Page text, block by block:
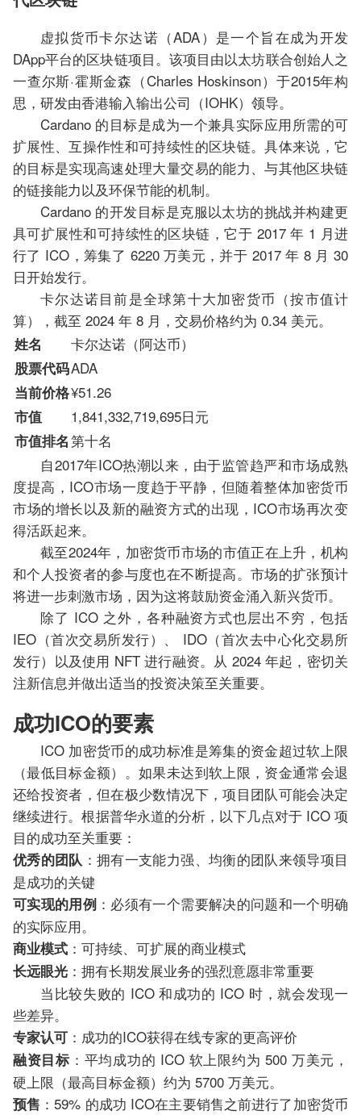
虚拟货币卡尔达诺（ADA）是一个旨在成为开发
DApp平台的区块链项目。该项目由以太坊联合创始人之
一查尔斯·霍斯金森（Charles Hoskinson）于2015年构
思，研发由香港输入输出公司（IOHK）领导。
Cardano 的目标是成为一个兼具实际应用所需的可
扩展性、互操作性和可持续性的区块链。具体来说，它
的目标是实现高速处理大量交易的能力、与其他区块链
的链接能力以及环保节能的机制。
Cardano 的开发目标是克服以太坊的挑战并构建更
具可扩展性和可持续性的区块链，它于 2017 年 1 月进
行了 ICO，筹集了 6220 万美元，并于 2017 年 8 月 30
日开始发行。
卡尔达诺目前是全球第十大加密货币（按市值计
算），截至 2024 年 8 月，交易价格约为 0.34 美元。
姓名 卡尔达诺（阿达币）
股票代码ADA
当前价格¥51.26
市值 1,841,332,719,695日元
市值排名第十名
自2017年ICO热潮以来，由于监管趋严和市场成熟
度提高，ICO市场一度趋于平静，但随着整体加密货币
市场的增长以及新的融资方式的出现，ICO市场再次变
得活跃起来。
截至2024年，加密货币市场的市值正在上升，机构
和个人投资者的参与度也在不断提高。市场的扩张预计
将进一步刺激市场，因为这将鼓励资金涌入新兴货币。
除了 ICO 之外，各种融资方式也层出不穷，包括
IEO（首次交易所发行）、 IDO（首次去中心化交易所
发行）以及使用 NFT 进行融资。从 2024 年起，密切关
注新信息并做出适当的投资决策至关重要。
成功ICO的要素
ICO 加密货币的成功标准是筹集的资金超过软上限
（最低目标金额）。如果未达到软上限，资金通常会退
还给投资者，但在极少数情况下，项目团队可能会决定
继续进行。根据普华永道的分析，以下几点对于 ICO 项
目的成功至关重要：
优秀的团队 ：拥有一支能力强、均衡的团队来领导项目
是成功的关键
可实现的用例 ：必须有一个需要解决的问题和一个明确
的实际应用。
商业模式 ：可持续、可扩展的商业模式
长远眼光 ：拥有长期发展业务的强烈意愿非常重要
当比较失败的 ICO 和成功的 ICO 时，就会发现一
些差异。
专家认可 ：成功的ICO获得在线专家的更高评价
融资目标 ：平均成功的 ICO 软上限约为 500 万美元，
硬上限（最高目标金额）约为 5700 万美元。
预售 ：59% 的成功 ICO在主要销售之前进行了加密货币